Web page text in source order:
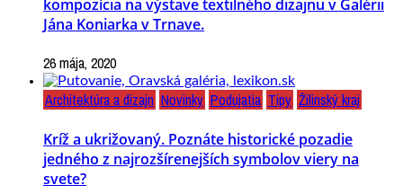
kompozícia na výstave textilného dizajnu v Galérii
Jána Koniarka v Trnave.
26 mája, 2020
Architektúra a dizajn Novinky Podujatia Tipy Žilinský kraj
Kríž a ukrižovaný. Poznáte historické pozadie
jedného z najrozšírenejších symbolov viery na
svete?